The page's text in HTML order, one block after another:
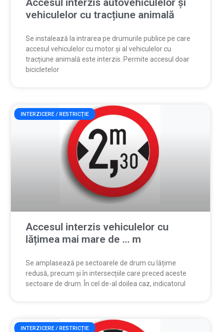
Accesul interzis autovehiculelor și
vehiculelor cu tracțiune animală
Se instalează la intrarea pe drumurile publice pe care
accesul vehiculelor cu motor și al vehiculelor cu
tracțiune animală este interzis. Permite accesul doar
bicicletelor
INTERZICERE / RESTRICȚIE
Accesul interzis vehiculelor cu
lățimea mai mare de … m
Se amplasează pe sectoarele de drum cu lățime
redusă, precum și în intersecțiile care preced aceste
sectoare de drum. În cel de-al doilea caz, indicatorul
INTERZICERE / RESTRICȚIE